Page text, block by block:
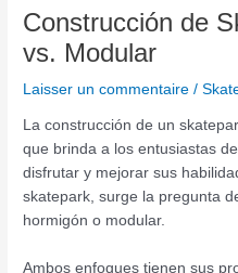
Construcción de
vs. Modular
Laisser un commentaire /
La construcción de un
que brinda a los entusiastas
disfrutar y mejorar sus
skatepark, surge la pregunta
hormigón o modular.
Ambos enfoques tienen sus